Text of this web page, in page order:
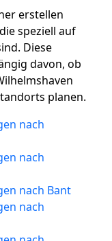
erstellen
speziell auf
Diese
davon, ob
planen.
nach
nach
nach Bant
nach